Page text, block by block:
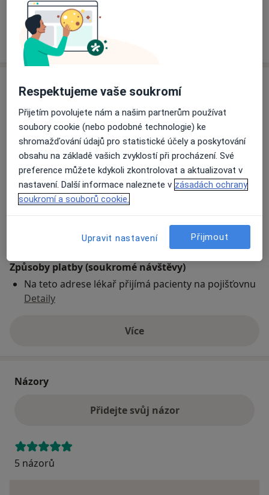
Tento specialista ještě nepřidával žádné informace o
svých službách.
Adresa
MUDr. Petra Gábelová - praktický lékař pro
dospělé
Novosedlická 394, Dubí415 01
Přiblížit mapuse otevře v nové záložce
Co mám v takové situaci udělat?
Způsoby platby (soukromé návštěvy)
Na teto adrese lékař přijímá pacienty na pojišťovnu
Detaily
Víceo adrese
Názory
Přidejte svůj názor
5 názorů
Respektujeme vaše soukromí
Přijetím povolujete nám a našim partnerům používat
soubory cookie (nebo podobné technologie) ke
shromažďování údajů pro statistické účely a poskytování
obsahu na základě vašich zvyklostí při procházení. Své
preference můžete kdykoli zkontrolovat a aktualizovat v
nastavení. Další informace naleznete v zásadách ochrany
soukromí a souborů cookie.
Upravit nastavení Přijmout